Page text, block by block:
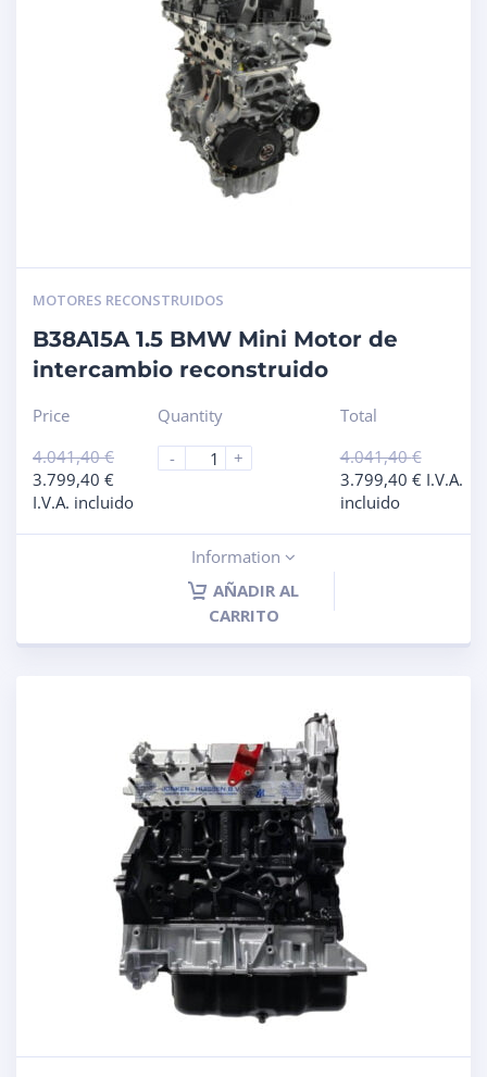
MOTORES RECONSTRUIDOS
B38A15A 1.5 BMW Mini Motor de
intercambio reconstruido
Price
4.041,40€
3.799,40 €
I.V.A. incluido
Quantity
-
+
Total
4.041,40€
3.799,40 € I.V.A.
incluido
Information
AÑADIR AL
CARRITO